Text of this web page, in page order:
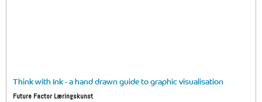
Think with Ink - a hand drawn guide to graphic visualisation
Future Factor Læringskunst